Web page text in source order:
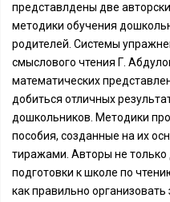
представлдены две
методики обучения
родителей. Системы
смыслового чтения Г.
математических
добиться отличных
дошкольников. Методики
пособия, созданные на их
тиражами. Авторы не только
подготовки к школе по
как правильно